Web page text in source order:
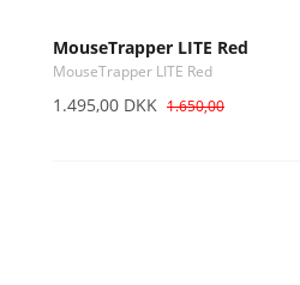
MouseTrapper LITE Red
MouseTrapper LITE Red
1.495,00 DKK 1.650,00